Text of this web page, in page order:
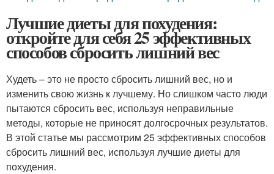
Лучшие диеты для похудения:
откройте для себя 25 эффективных
способов сбросить лишний вес
Худеть – это не просто сбросить лишний вес, но и
изменить свою жизнь к лучшему. Но слишком часто люди
пытаются сбросить вес, используя неправильные
методы, которые не приносят долгосрочных результатов.
В этой статье мы рассмотрим 25 эффективных способов
сбросить лишний вес, используя лучшие диеты для
похудения.